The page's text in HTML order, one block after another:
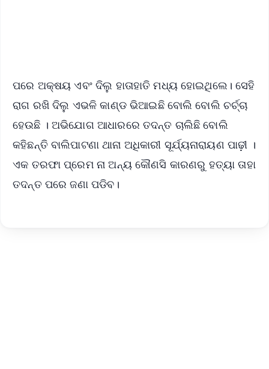
ପରେ ଅକ୍ଷୟ ଏବଂ ଦିଲୁ ହାତାହାତି ମଧ୍ୟ ହୋଇଥିଲେ। ସେହି
ରାଗ ରଖି ଦିଲୁ ଏଭଳି କାଣ୍ଡ ଭିଆଇଛି ବୋଲି ବୋଲି ଚର୍ଚ୍ଚା
ହେଉଛି । ଅଭିଯୋଗ ଆଧାରରେ ତଦନ୍ତ ଚାଲିଛି ବୋଲି
କହିଛନ୍ତି ବାଲିପାଟଣା ଥାନା ଅଧିକାରୀ ସୂର୍ଯ୍ୟନାରାୟଣ ପାଢ଼ୀ ।
ଏକ ତରଫା ପ୍ରେମ ନା ଅନ୍ୟ କୌଣସି କାରଣରୁ ହତ୍ୟା ତାହା
ତଦନ୍ତ ପରେ ଜଣା ପଡିବ।